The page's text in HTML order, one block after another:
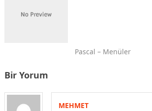
Pascal – Menüler
Bir Yorum
MEHMET